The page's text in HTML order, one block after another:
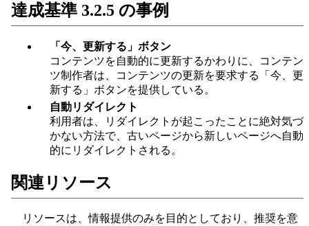
達成基準 3.2.5 の事例
「今、更新する」ボタン
コンテンツを自動的に更新するかわりに、コンテン
ツ制作者は、コンテンツの更新を要求する「今、更
新する」ボタンを提供している。
自動リダイレクト
利用者は、リダイレクトが起こったことに絶対気づ
かない方法で、古いページから新しいページへ自動
的にリダイレクトされる。
関連リソース
リソースは、情報提供のみを目的としており、推奨を意